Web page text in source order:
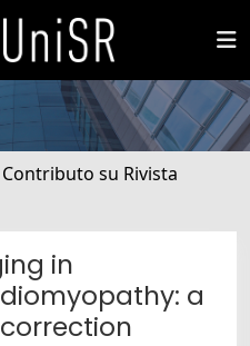
Contributo su Rivista
in
a